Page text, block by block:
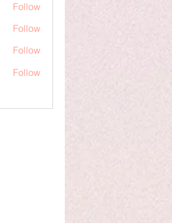
Follow
Follow
Follow
Follow